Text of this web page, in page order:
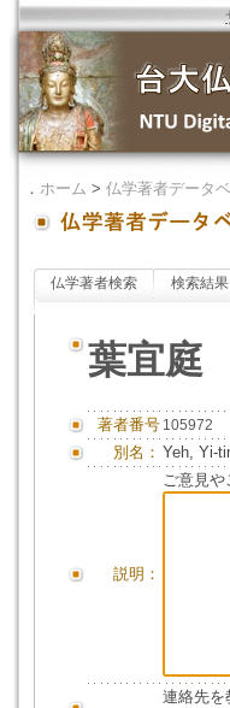
． ホーム > 仏学著者データ
仏学著者検索 検索結果
葉宜庭
著者番号 105972
別名： Yeh, Yi-
説明：
ご意見
連絡先を